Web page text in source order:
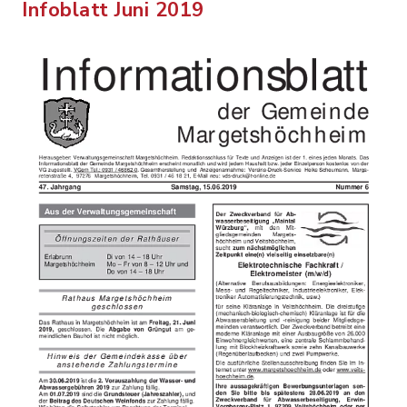
Infoblatt Juni 2019